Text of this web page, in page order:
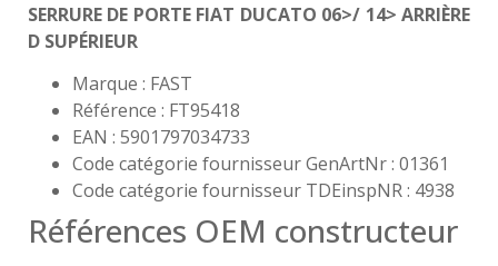
SERRURE DE PORTE FIAT DUCATO 06>/ 14> ARRIÈRE
D SUPÉRIEUR
Marque : FAST
Référence : FT95418
EAN : 5901797034733
Code catégorie fournisseur GenArtNr : 01361
Code catégorie fournisseur TDEinspNR : 4938
Références OEM constructeur